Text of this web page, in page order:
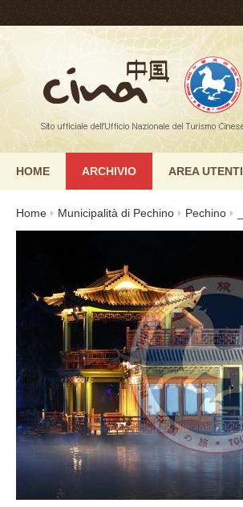
HOME ARCHIVIO AREA UTENTI
Home Municipalità di Pechino Pechino